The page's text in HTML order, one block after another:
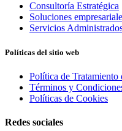
Consultoría Estratégica
Soluciones
Servicios
Políticas del sitio web
Política de Tratamiento
Términos y
Políticas de Cookies
Redes sociales